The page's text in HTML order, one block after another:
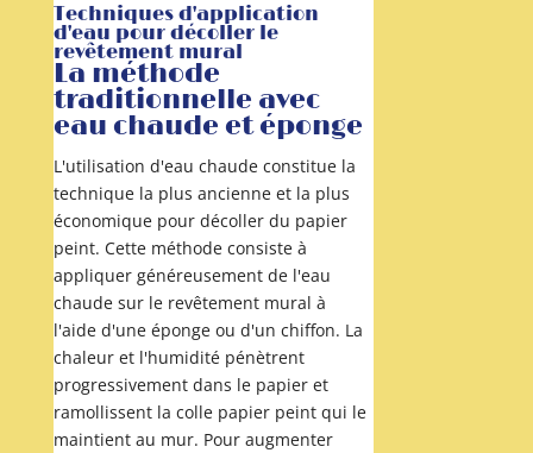
Techniques d'application
d'eau pour décoller le
revêtement mural
La méthode
traditionnelle avec
eau chaude et éponge
L'utilisation d'eau chaude constitue la
technique la plus ancienne et la plus
économique pour décoller du papier
peint. Cette méthode consiste à
appliquer généreusement de l'eau
chaude sur le revêtement mural à
l'aide d'une éponge ou d'un chiffon. La
chaleur et l'humidité pénètrent
progressivement dans le papier et
ramollissent la colle papier peint qui le
maintient au mur. Pour augmenter